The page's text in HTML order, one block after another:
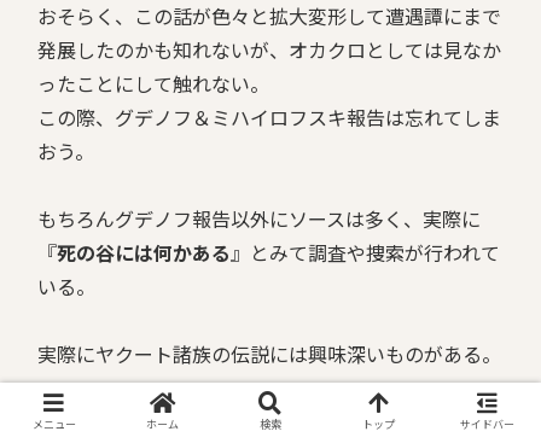
おそらく、この話が色々と拡大変形して遭遇譚にまで
発展したのかも知れないが、オカクロとしては見なか
ったことにして触れない。
この際、グデノフ＆ミハイロフスキ報告は忘れてしま
おう。
もちろんグデノフ報告以外にソースは多く、実際に
『死の谷には何かある』とみて調査や捜索が行われて
いる。
実際にヤクート諸族の伝説には興味深いものがある。
死の谷の内部は人間でないモノが住んでおり、そこに
メニュー ホーム 検索 トップ サイドバー